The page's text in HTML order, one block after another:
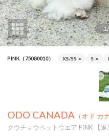
1/
PINK（75080010） XS/SS ○ S ○
ODO CANADA （オド カ
クウチョウペットウエア PINK 【返